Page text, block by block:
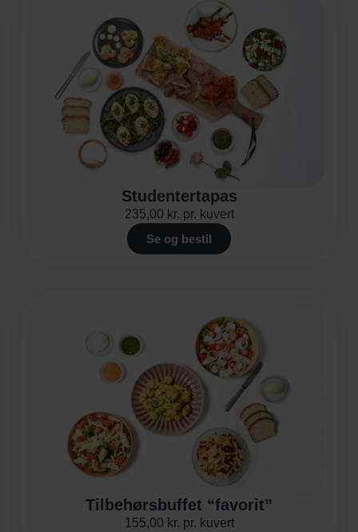
Studentertapas
235,00 kr. pr. kuvert
Se og bestil
Tilbehørsbuffet “favorit”
155,00 kr. pr. kuvert